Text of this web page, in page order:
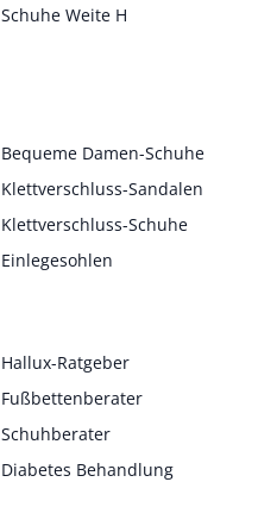
Schuhe Weite H
Bequeme Damen-Schuhe
Klettverschluss-Sandalen
Klettverschluss-Schuhe
Einlegesohlen
Hallux-Ratgeber
Fußbettenberater
Schuhberater
Diabetes Behandlung